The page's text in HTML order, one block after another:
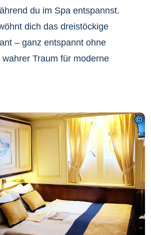
du im Spa entspannst.
dich das dreistöckige
– ganz entspannt ohne
Traum für moderne